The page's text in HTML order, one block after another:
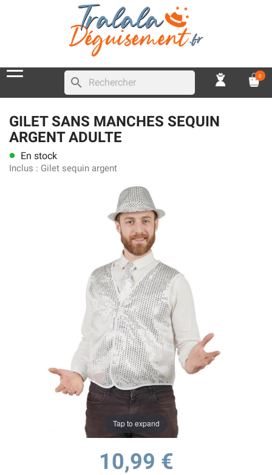
search 0
GILET SANS MANCHES SEQUIN
ARGENT ADULTE
lens En stock
Inclus : Gilet sequin argent
Tap to expand
10,99 €